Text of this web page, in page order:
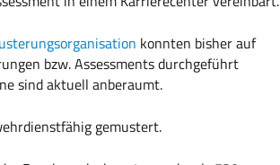
konnten bisher auf
bzw. Assessments durchgeführt
sind aktuell anberaumt.
gemustert.